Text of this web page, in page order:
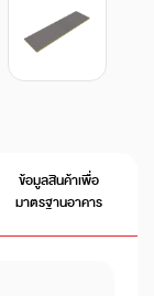
ข้อมูลสินค้าเพื่อ
มาตรฐานอาคาร